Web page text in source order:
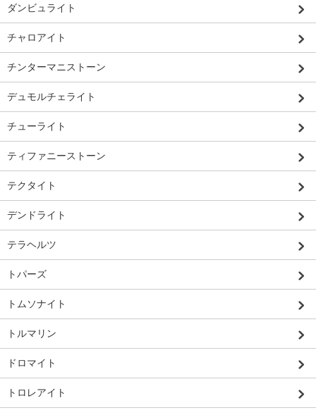
ダンビュライト
チャロアイト
チンターマニストーン
デュモルチェライト
チューライト
ティファニーストーン
テクタイト
デンドライト
テラヘルツ
トパーズ
トムソナイト
トルマリン
ドロマイト
トロレアイト